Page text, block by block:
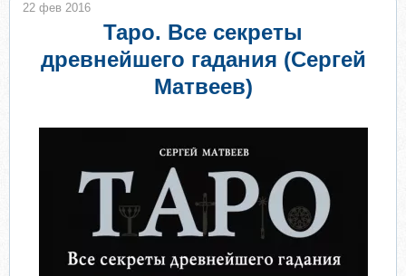
Таро. Все секреты
древнейшего гадания (Сергей
Матвеев)
22 фев 2016